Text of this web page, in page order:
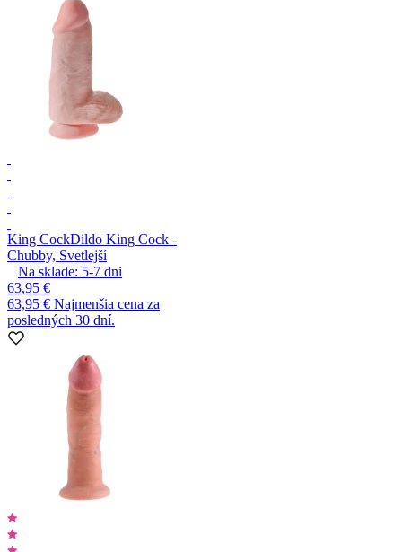
King CockDildo King Cock -
Chubby, Svetlejší
Na sklade: 5-7 dni
63,95 €
63,95 € Najmenšia cena za
posledných 30 dní.